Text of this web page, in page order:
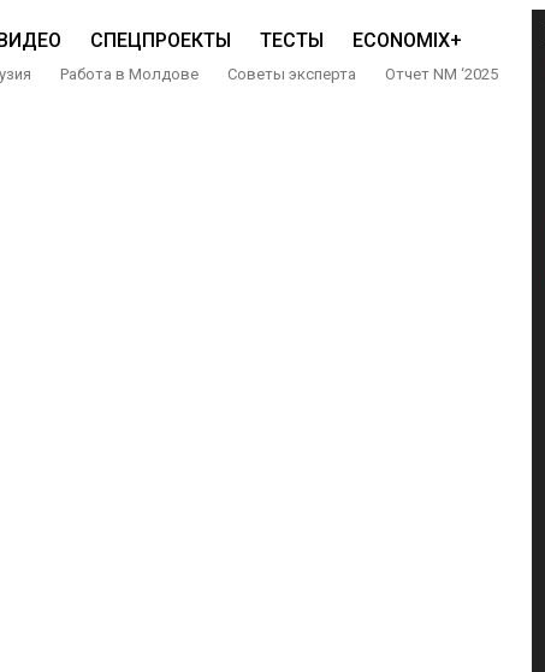
СПЕЦПРОЕКТЫ ТЕСТЫ ECONOMIX+
Работа в Молдове Советы эксперта Отчет NM ‘2025